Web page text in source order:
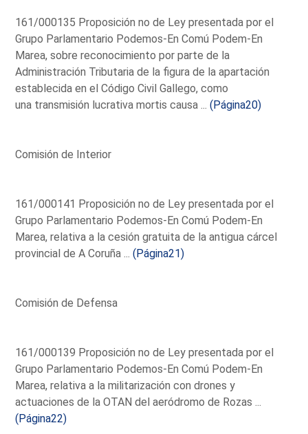
161/000135 Proposición no de Ley presentada por el
Grupo Parlamentario Podemos-En Comú Podem-En
Marea, sobre reconocimiento por parte de la
Administración Tributaria de la figura de la apartación
establecida en el Código Civil Gallego, como
una transmisión lucrativa mortis causa ...(Página20)
Comisión de Interior
161/000141 Proposición no de Ley presentada por el
Grupo Parlamentario Podemos-En Comú Podem-En
Marea, relativa a la cesión gratuita de la antigua cárcel
provincial de A Coruña ...(Página21)
Comisión de Defensa
161/000139 Proposición no de Ley presentada por el
Grupo Parlamentario Podemos-En Comú Podem-En
Marea, relativa a la militarización con drones y
actuaciones de la OTAN del aeródromo de Rozas ...
(Página22)